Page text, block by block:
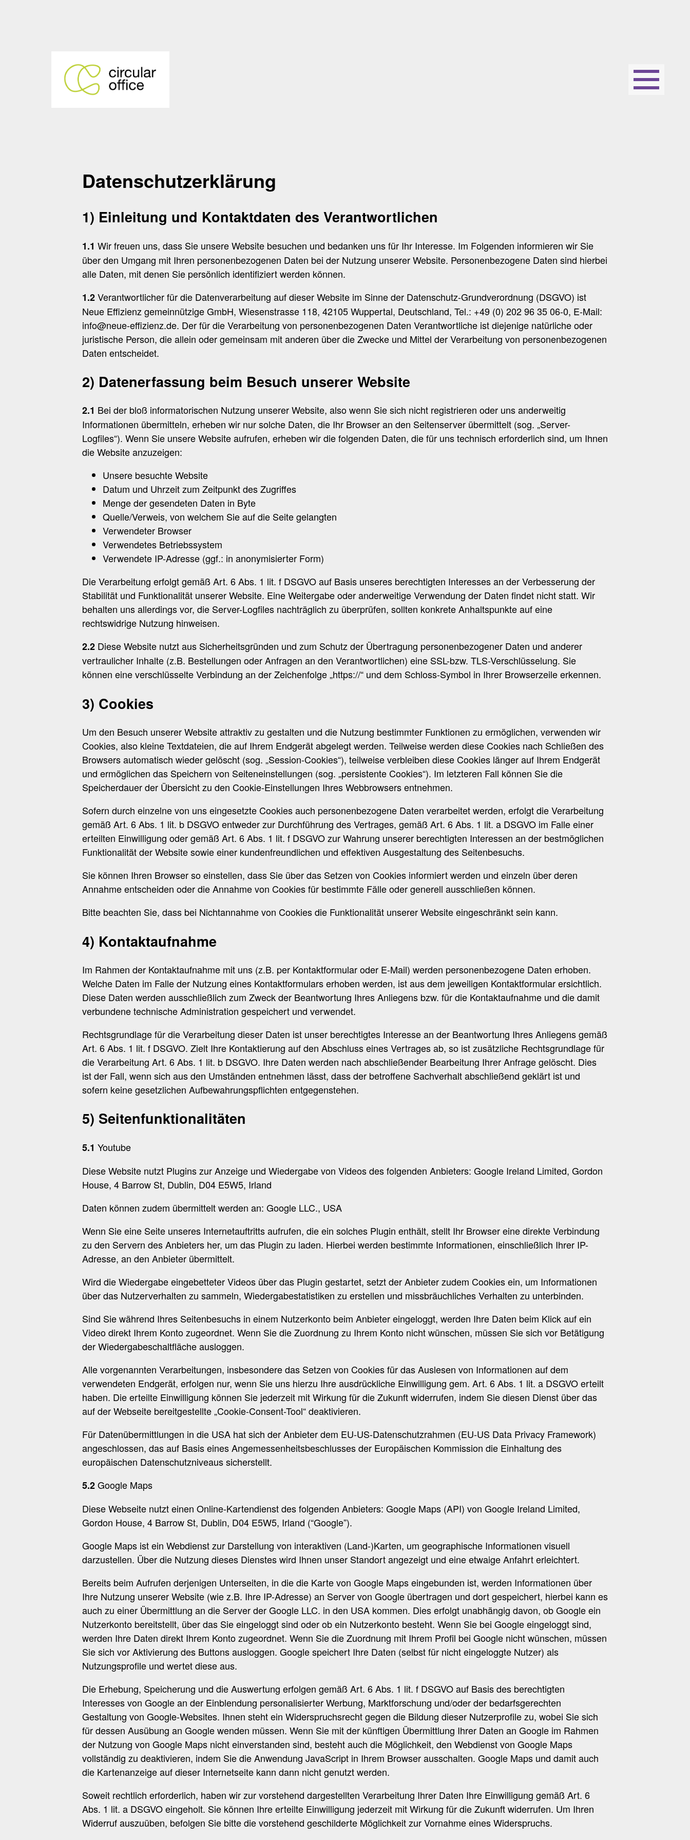
Datenschutzerklärung
1) Einleitung und Kontaktdaten des Verantwortlichen
1.1 Wir freuen uns, dass Sie unsere Website besuchen und bedanken uns für Ihr Interesse. Im Folgenden informieren wir Sie
über den Umgang mit Ihren personenbezogenen Daten bei der Nutzung unserer Website. Personenbezogene Daten sind hierbei
alle Daten, mit denen Sie persönlich identifiziert werden können.
1.2Verantwortlicher für die Datenverarbeitung auf dieser Website im Sinne der Datenschutz-Grundverordnung (DSGVO) ist
Neue Effizienz gemeinnützige GmbH, Wiesenstrasse 118, 42105 Wuppertal, Deutschland, Tel.: +49 (0) 202 96 35 06-0, E-Mail:
info@neue-effizienz.de. Der für die Verarbeitung von personenbezogenen Daten Verantwortliche ist diejenige natürliche oder
juristische Person, die allein oder gemeinsam mit anderen über die Zwecke und Mittel der Verarbeitung von personenbezogenen
Daten entscheidet.
2) Datenerfassung beim Besuch unserer Website
2.1 Bei der bloß informatorischen Nutzung unserer Website, also wenn Sie sich nicht registrieren oder uns anderweitig
Informationen übermitteln, erheben wir nur solche Daten, die Ihr Browser an den Seitenserver übermittelt (sog. „Server-
Logfiles“). Wenn Sie unsere Website aufrufen, erheben wir die folgenden Daten, die für uns technisch erforderlich sind, um Ihnen
die Website anzuzeigen:
Unsere besuchte Website
Datum und Uhrzeit zum Zeitpunkt des Zugriffes
Menge der gesendeten Daten in Byte
Quelle/Verweis, von welchem Sie auf die Seite gelangten
Verwendeter Browser
Verwendetes Betriebssystem
Verwendete IP-Adresse (ggf.: in anonymisierter Form)
Die Verarbeitung erfolgt gemäß Art. 6 Abs. 1 lit. f DSGVO auf Basis unseres berechtigten Interesses an der Verbesserung der
Stabilität und Funktionalität unserer Website. Eine Weitergabe oder anderweitige Verwendung der Daten findet nicht statt. Wir
behalten uns allerdings vor, die Server-Logfiles nachträglich zu überprüfen, sollten konkrete Anhaltspunkte auf eine
rechtswidrige Nutzung hinweisen.
2.2 Diese Website nutzt aus Sicherheitsgründen und zum Schutz der Übertragung personenbezogener Daten und anderer
vertraulicher Inhalte (z.B. Bestellungen oder Anfragen an den Verantwortlichen) eine SSL-bzw. TLS-Verschlüsselung. Sie
können eine verschlüsselte Verbindung an der Zeichenfolge „https://“ und dem Schloss-Symbol in Ihrer Browserzeile erkennen.
3) Cookies
Um den Besuch unserer Website attraktiv zu gestalten und die Nutzung bestimmter Funktionen zu ermöglichen, verwenden wir
Cookies, also kleine Textdateien, die auf Ihrem Endgerät abgelegt werden. Teilweise werden diese Cookies nach Schließen des
Browsers automatisch wieder gelöscht (sog. „Session-Cookies“), teilweise verbleiben diese Cookies länger auf Ihrem Endgerät
und ermöglichen das Speichern von Seiteneinstellungen (sog. „persistente Cookies“). Im letzteren Fall können Sie die
Speicherdauer der Übersicht zu den Cookie-Einstellungen Ihres Webbrowsers entnehmen.
Sofern durch einzelne von uns eingesetzte Cookies auch personenbezogene Daten verarbeitet werden, erfolgt die Verarbeitung
gemäß Art. 6 Abs. 1 lit. b DSGVO entweder zur Durchführung des Vertrages, gemäß Art. 6 Abs. 1 lit. a DSGVO im Falle einer
erteilten Einwilligung oder gemäß Art. 6 Abs. 1 lit. f DSGVO zur Wahrung unserer berechtigten Interessen an der bestmöglichen
Funktionalität der Website sowie einer kundenfreundlichen und effektiven Ausgestaltung des Seitenbesuchs.
Sie können Ihren Browser so einstellen, dass Sie über das Setzen von Cookies informiert werden und einzeln über deren
Annahme entscheiden oder die Annahme von Cookies für bestimmte Fälle oder generell ausschließen können.
Bitte beachten Sie, dass bei Nichtannahme von Cookies die Funktionalität unserer Website eingeschränkt sein kann.
4) Kontaktaufnahme
Im Rahmen der Kontaktaufnahme mit uns (z.B. per Kontaktformular oder E-Mail) werden personenbezogene Daten erhoben.
Welche Daten im Falle der Nutzung eines Kontaktformulars erhoben werden, ist aus dem jeweiligen Kontaktformular ersichtlich.
Diese Daten werden ausschließlich zum Zweck der Beantwortung Ihres Anliegens bzw. für die Kontaktaufnahme und die damit
verbundene technische Administration gespeichert und verwendet.
Rechtsgrundlage für die Verarbeitung dieser Daten ist unser berechtigtes Interesse an der Beantwortung Ihres Anliegens gemäß
Art. 6 Abs. 1 lit. f DSGVO. Zielt Ihre Kontaktierung auf den Abschluss eines Vertrages ab, so ist zusätzliche Rechtsgrundlage für
die Verarbeitung Art. 6 Abs. 1 lit. b DSGVO. Ihre Daten werden nach abschließender Bearbeitung Ihrer Anfrage gelöscht. Dies
ist der Fall, wenn sich aus den Umständen entnehmen lässt, dass der betroffene Sachverhalt abschließend geklärt ist und
sofern keine gesetzlichen Aufbewahrungspflichten entgegenstehen.
5) Seitenfunktionalitäten
5.1 Youtube
Diese Website nutzt Plugins zur Anzeige und Wiedergabe von Videos des folgenden Anbieters: Google Ireland Limited, Gordon
House, 4 Barrow St, Dublin, D04 E5W5, Irland
Daten können zudem übermittelt werden an: Google LLC., USA
Wenn Sie eine Seite unseres Internetauftritts aufrufen, die ein solches Plugin enthält, stellt Ihr Browser eine direkte Verbindung
zu den Servern des Anbieters her, um das Plugin zu laden. Hierbei werden bestimmte Informationen, einschließlich Ihrer IP-
Adresse, an den Anbieter übermittelt.
Wird die Wiedergabe eingebetteter Videos über das Plugin gestartet, setzt der Anbieter zudem Cookies ein, um Informationen
über das Nutzerverhalten zu sammeln, Wiedergabestatistiken zu erstellen und missbräuchliches Verhalten zu unterbinden.
Sind Sie während Ihres Seitenbesuchs in einem Nutzerkonto beim Anbieter eingeloggt, werden Ihre Daten beim Klick auf ein
Video direkt Ihrem Konto zugeordnet. Wenn Sie die Zuordnung zu Ihrem Konto nicht wünschen, müssen Sie sich vor Betätigung
der Wiedergabeschaltfläche ausloggen.
Alle vorgenannten Verarbeitungen, insbesondere das Setzen von Cookies für das Auslesen von Informationen auf dem
verwendeten Endgerät, erfolgen nur, wenn Sie uns hierzu Ihre ausdrückliche Einwilligung gem. Art. 6 Abs. 1 lit. a DSGVO erteilt
haben. Die erteilte Einwilligung können Sie jederzeit mit Wirkung für die Zukunft widerrufen, indem Sie diesen Dienst über das
auf der Webseite bereitgestellte „Cookie-Consent-Tool“ deaktivieren.
Für Datenübermittlungen in die USA hat sich der Anbieter dem EU-US-Datenschutzrahmen (EU-US Data Privacy Framework)
angeschlossen, das auf Basis eines Angemessenheitsbeschlusses der Europäischen Kommission die Einhaltung des
europäischen Datenschutzniveaus sicherstellt.
5.2Google Maps
Diese Webseite nutzt einen Online-Kartendienst des folgenden Anbieters: Google Maps (API) von Google Ireland Limited,
Gordon House, 4 Barrow St, Dublin, D04 E5W5, Irland (“Google”).
Google Maps ist ein Webdienst zur Darstellung von interaktiven (Land-)Karten, um geographische Informationen visuell
darzustellen. Über die Nutzung dieses Dienstes wird Ihnen unser Standort angezeigt und eine etwaige Anfahrt erleichtert.
Bereits beim Aufrufen derjenigen Unterseiten, in die die Karte von Google Maps eingebunden ist, werden Informationen über
Ihre Nutzung unserer Website (wie z.B. Ihre IP-Adresse) an Server von Google übertragen und dort gespeichert, hierbei kann es
auch zu einer Übermittlung an die Server der Google LLC. in den USA kommen. Dies erfolgt unabhängig davon, ob Google ein
Nutzerkonto bereitstellt, über das Sie eingeloggt sind oder ob ein Nutzerkonto besteht. Wenn Sie bei Google eingeloggt sind,
werden Ihre Daten direkt Ihrem Konto zugeordnet. Wenn Sie die Zuordnung mit Ihrem Profil bei Google nicht wünschen, müssen
Sie sich vor Aktivierung des Buttons ausloggen. Google speichert Ihre Daten (selbst für nicht eingeloggte Nutzer) als
Nutzungsprofile und wertet diese aus.
Die Erhebung, Speicherung und die Auswertung erfolgen gemäß Art. 6 Abs. 1 lit. f DSGVO auf Basis des berechtigten
Interesses von Google an der Einblendung personalisierter Werbung, Marktforschung und/oder der bedarfsgerechten
Gestaltung von Google-Websites. Ihnen steht ein Widerspruchsrecht gegen die Bildung dieser Nutzerprofile zu, wobei Sie sich
für dessen Ausübung an Google wenden müssen. Wenn Sie mit der künftigen Übermittlung Ihrer Daten an Google im Rahmen
der Nutzung von Google Maps nicht einverstanden sind, besteht auch die Möglichkeit, den Webdienst von Google Maps
vollständig zu deaktivieren, indem Sie die Anwendung JavaScript in Ihrem Browser ausschalten. Google Maps und damit auch
die Kartenanzeige auf dieser Internetseite kann dann nicht genutzt werden.
Soweit rechtlich erforderlich, haben wir zur vorstehend dargestellten Verarbeitung Ihrer Daten Ihre Einwilligung gemäß Art. 6
Abs. 1 lit. a DSGVO eingeholt. Sie können Ihre erteilte Einwilligung jederzeit mit Wirkung für die Zukunft widerrufen. Um Ihren
Widerruf auszuüben, befolgen Sie bitte die vorstehend geschilderte Möglichkeit zur Vornahme eines Widerspruchs.